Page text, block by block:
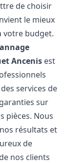
de choisir
le mieux
votre budget.
Ancenis est
services de
sur
pièces. Nous
résultats et
de
nos clients